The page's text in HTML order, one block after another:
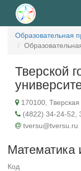
Образовательная
Тверской
170100,
(4822) 34-24-52,
tversu@tversu.ru
Математика
Код